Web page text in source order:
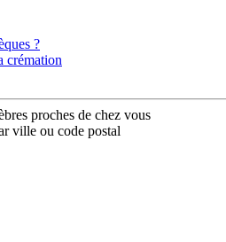
?
crémation
proches de chez vous
ville ou code postal